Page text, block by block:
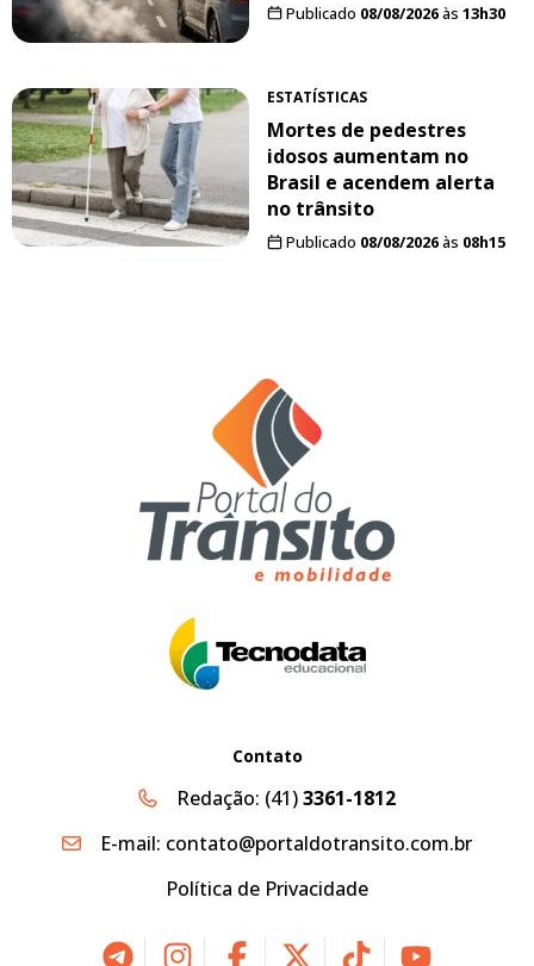
Publicado 08/08/2026às 13h30
ESTATÍSTICAS
Mortes de pedestres
idosos aumentam no
Brasil e acendem alerta
no trânsito
Publicado 08/08/2026às 08h15
Contato
Redação: (41)3361-1812
E-mail: contato@portaldotransito.com.br
Política de Privacidade